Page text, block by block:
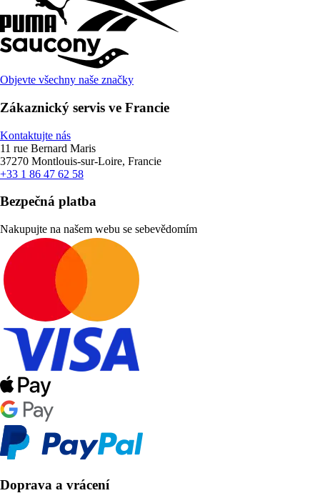
Objevte všechny naše značky
Zákaznický servis ve Francie
Kontaktujte nás
11 rue Bernard Maris
37270 Montlouis-sur-Loire, Francie
+33 1 86 47 62 58
Bezpečná platba
Nakupujte na našem webu se sebevědomím
Doprava a vrácení